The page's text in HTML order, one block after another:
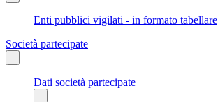
Enti pubblici vigilati - in formato tabellare
Società partecipate
Dati società partecipate